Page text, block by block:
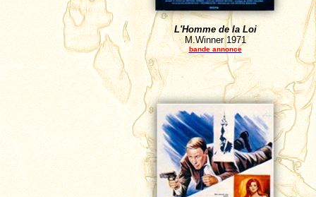
L'Homme de la Loi
M.Winner1971
bande annonce